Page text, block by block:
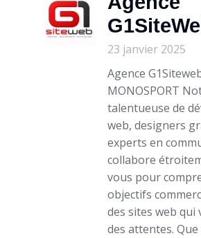
23 janvier 2025
Agence
MONOSPORT
talentueuse de
web, designers
experts en
collabore
vous pour
objectifs
des sites web qui
des attentes.